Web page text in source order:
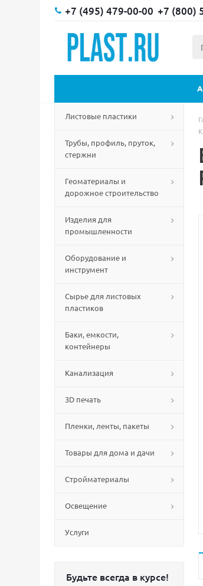
+7 (495) 479-00-00 +7 (800)
Листовые пластики
Трубы, профиль, пруток,
стержни
Геоматериалы и
дорожное строительство
Изделия для
промышленности
Оборудование и
инструмент
Сырье для листовых
пластиков
Баки, емкости,
контейнеры
Канализация
3D печать
Пленки, ленты, пакеты
Товары для дома и дачи
Стройматериалы
Освещение
Услуги
Будьте всегда в курсе!